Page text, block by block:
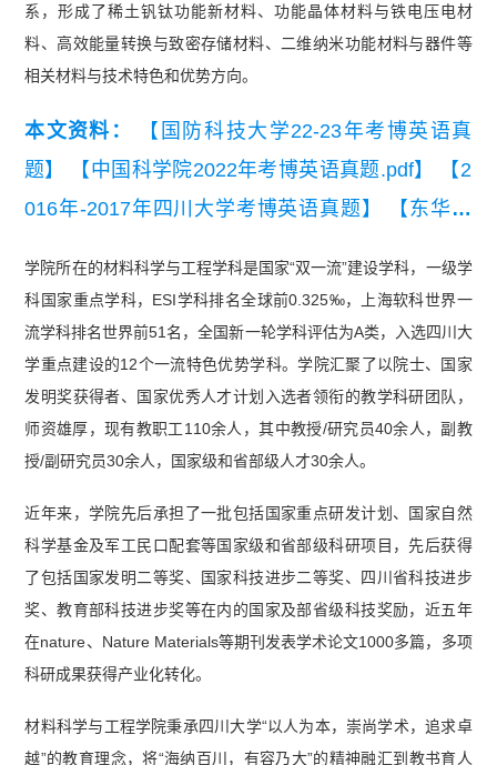
系，形成了稀土钒钛功能新材料、功能晶体材料与铁电压电材
料、高效能量转换与致密存储材料、二维纳米功能材料与器件等
相关材料与技术特色和优势方向。
本文资料：
【国防科技大学22-23年考博英语真
题】
【中国科学院2022年考博英语真题.pdf】
【2
016年-2017年四川大学考博英语真题】
【东华大
学院所在的材料科学与工程学科是国家“双一流”建设学科，一级学
科国家重点学科，ESI学科排名全球前0.325‰，上海软科世界一
流学科排名世界前51名，全国新一轮学科评估为A类，入选四川大
学重点建设的12个一流特色优势学科。学院汇聚了以院士、国家
发明奖获得者、国家优秀人才计划入选者领衔的教学科研团队，
师资雄厚，现有教职工110余人，其中教授/研究员40余人，副教
授/副研究员30余人，国家级和省部级人才30余人。
近年来，学院先后承担了一批包括国家重点研发计划、国家自然
科学基金及军工民口配套等国家级和省部级科研项目，先后获得
了包括国家发明二等奖、国家科技进步二等奖、四川省科技进步
奖、教育部科技进步奖等在内的国家及部省级科技奖励，近五年
在nature、Nature Materials等期刊发表学术论文1000多篇，多项
科研成果获得产业化转化。
材料科学与工程学院秉承四川大学“以人为本，崇尚学术，追求卓
越”的教育理念，将“海纳百川，有容乃大”的精神融汇到教书育人